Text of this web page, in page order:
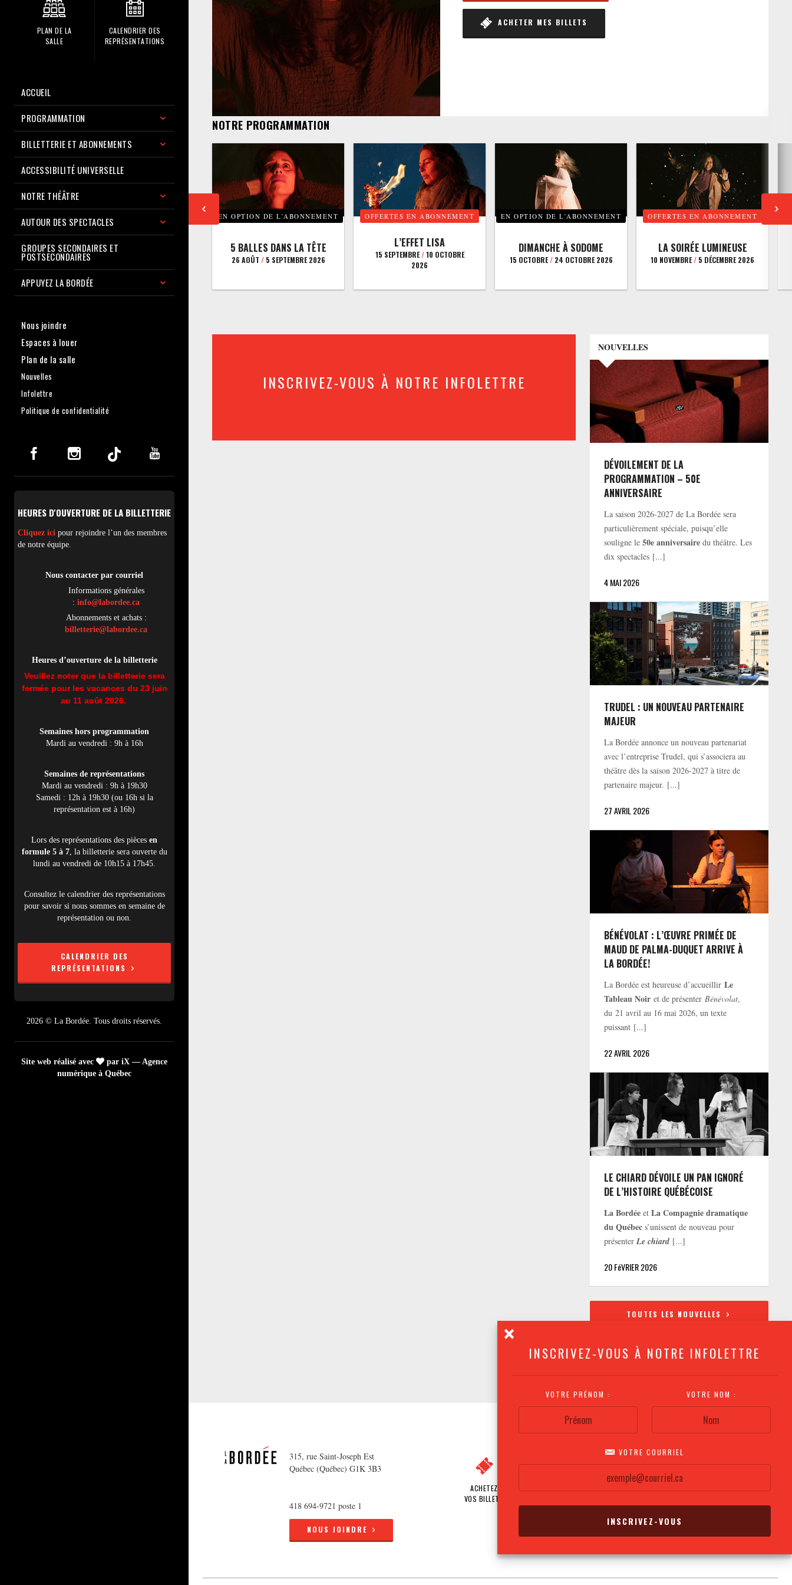
INSCRIVEZ-VOUS À NOTRE INFOLETTRE
VOTRE PRÉNOM : VOTRE NOM :
VOTRE COURRIEL
PLAN DE LA
SALLE
CALENDRIER DES
REPRÉSENTATIONS
ACCUEIL
PROGRAMMATION
BILLETTERIE ET ABONNEMENTS
ACCESSIBILITÉ UNIVERSELLE
NOTRE THÉÂTRE
AUTOUR DES SPECTACLES
GROUPES SECONDAIRES ET
POSTSECONDAIRES
APPUYEZ LA BORDÉE
Nous joindre
Espaces à louer
Plan de la salle
Nouvelles
Infolettre
Politique de confidentialité
HEURES D'OUVERTURE DE LA BILLETTERIE
Cliquez ici pour rejoindre l’un des membres
de notre équipe.
Nous contacter par courriel
Informations générales
: info@labordee.ca
Abonnements et achats :
billetterie@labordee.ca
Heures d’ouverture de la billetterie
Veuillez noter que la billetterie sera
fermée pour les vacances du 23 juin
au 11 août 2026.
Semaines hors programmation
Mardi au vendredi : 9h à 16h
Semaines de représentations
Mardi au vendredi : 9h à 19h30
Samedi : 12h à 19h30 (ou 16h si la
représentation est à 16h)
Lors des représentations des pièces en
formule 5 à 7, la billetterie sera ouverte du
lundi au vendredi de 10h15 à 17h45.
Consultez le calendrier des représentations
pour savoir si nous sommes en semaine de
représentation ou non.
CALENDRIER DES
REPRÉSENTATIONS
2026 © La Bordée. Tous droits réservés.
Site web réalisé avec
par iX — Agence
numérique à Québec
ACHETER MES BILLETS
NOTRE PROGRAMMATION
EN OPTION DE L’ABONNEMENT
5 BALLES DANS LA TÊTE
26 AOÛT /5 SEPTEMBRE 2026
OFFERTES EN ABONNEMENT
L’EFFET LISA
15 SEPTEMBRE/10 OCTOBRE
2026
EN OPTION DE L’ABONNEMENT
DIMANCHE À SODOME
15 OCTOBRE/24 OCTOBRE 2026
OFFERTES EN ABONNEMENT
LA SOIRÉE LUMINEUSE
10 NOVEMBRE/ 5 DÉCEMBRE 2026
INSCRIVEZ-VOUS À NOTRE INFOLETTRE
NOUVELLES
DÉVOILEMENT DE LA
PROGRAMMATION – 50E
ANNIVERSAIRE
La saison 2026-2027 de La Bordée sera
particulièrement spéciale, puisqu’elle
souligne le50e anniversaire du théâtre. Les
dix spectacles [...]
4 MAI 2026
TRUDEL : UN NOUVEAU PARTENAIRE
MAJEUR
La Bordée annonce un nouveau partenariat
avec l’entreprise Trudel, qui s’associera au
théâtre dès la saison 2026-2027 à titre de
partenaire majeur. [...]
27 AVRIL 2026
BÉNÉVOLAT : L’ŒUVRE PRIMÉE DE
MAUD DE PALMA-DUQUET ARRIVE À
LA BORDÉE!
La Bordée est heureuse d’accueillirLe
Tableau Noir et de présenterBénévolat,
du 21 avril au 16 mai 2026, un texte
puissant [...]
22 AVRIL 2026
LE CHIARD DÉVOILE UN PAN IGNORÉ
DE L’HISTOIRE QUÉBÉCOISE
La Bordée etLa Compagnie dramatique
du Québec s’unissent de nouveau pour
présenterLe chiard [...]
20 FéVRIER 2026
TOUTES LES NOUVELLES
315, rue Saint-Joseph Est
Québec (Québec) G1K 3B3
418 694-9721 poste 1
NOUS JOINDRE
ACHETEZ
VOS BILLETS